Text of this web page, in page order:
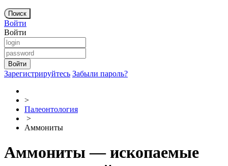
Войти
Войти
Зарегистрируйтесь Забыли пароль?
>
Палеонтология
>
Аммониты
Аммониты — ископаемые